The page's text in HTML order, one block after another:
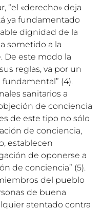
“el «derecho» deja
ya fundamentado
dignidad de la
sometido a la
De este modo la
reglas, va por un
(4).
sanitarios a
de conciencia
de este tipo no sólo
de conciencia,
establecen
de oponerse a
de conciencia” (5).
del pueblo
de buena
atentado contra